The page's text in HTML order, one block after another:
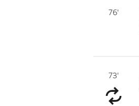
76'
73'